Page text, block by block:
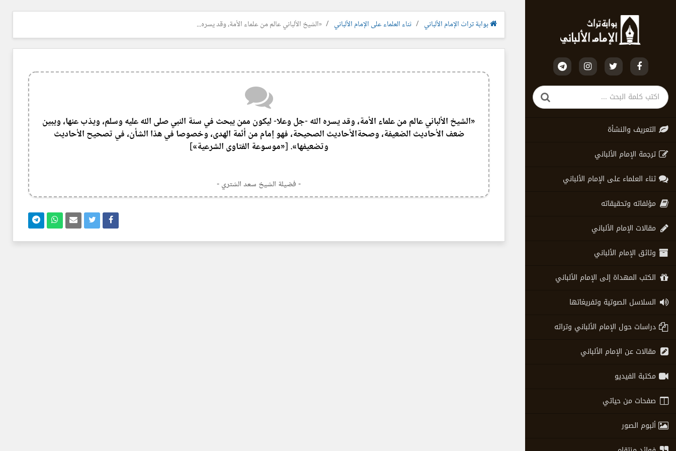
التعريف والنشأة
ترجمة الإمام الألباني
ثناء العلماء على الإمام الألباني
مؤلفاته وتحقيقاته
مقالات الإمام الألباني
وثائق الإمام الألباني
الكتب المهداة إلى الإمام الألباني
السلاسل الصوتية وتفريغاتها
دراسات حول الإمام الألباني وتراثه
مقالات عن الإمام الألباني
مكتبة الفيديو
صفحات من حياتي
ألبوم الصور
بوابة تراث الإمام الألباني ثناء العلماء على الإمام الألباني «الشيخ الألباني عالم من علماء الأمة، وقد يسره...
«الشيخ الألباني عالم من علماء الأمة، وقد يسره الله -جل وعلا- ليكون ممن يبحث في سنة النبي صلى الله عليه وسلم، ويذب عنها، ويبين
ضعف الأحاديث الضعيفة، وصحةالأحاديث الصحيحة، فهو إمام من أئمة الهدى، وخصوصا في هذا الشأن، في تصحيح الأحاديث
وتضعيفها». [«موسوعة الفتاوى الشرعية»]
- فضيلة الشيخ سعد الشتري -